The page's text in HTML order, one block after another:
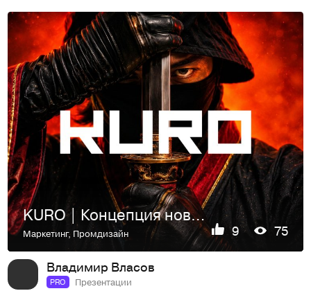
KURO | Концепция нового кимоно
Маркетинг, Промдизайн 9 75
Владимир Власов
PRO Презентации